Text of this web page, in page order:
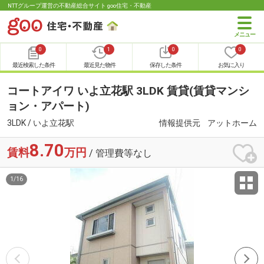
NTTグループ運営の不動産総合サイト goo住宅・不動産
0
最近検索した条件
1
最近見た物件
0
保存した条件
0
お気に入り
コートアイワ いよ立花駅 3LDK 賃貸(賃貸マンシ
ョン・アパート)
3LDK / いよ立花駅 情報提供元 アットホーム
賃料8.70万円 / 管理費等なし
1 /16